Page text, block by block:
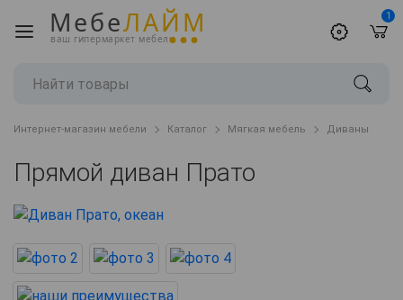
МебеЛАЙМ
ваш гипермаркет мебели
1
Интернет-магазин мебели Каталог Мягкая мебель Диваны
Прямой диван Прато